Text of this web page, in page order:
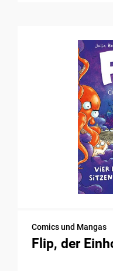
Comics und Mangas
Flip, der